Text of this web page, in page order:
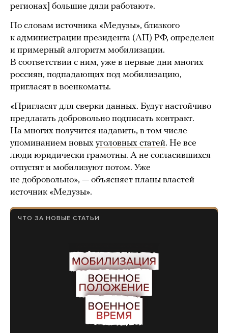
регионах] большие дяди работают».
По словам источника «Медузы», близкого
к администрации президента (АП) РФ, определен
и примерный алгоритм мобилизации.
В соответствии с ним, уже в первые дни многих
россиян, подпадающих под мобилизацию,
пригласят в военкоматы.
«Пригласят для сверки данных. Будут настойчиво
предлагать добровольно подписать контракт.
На многих получится надавить, в том числе
упоминанием новых уголовных статей. Не все
люди юридически грамотны. А не согласившихся
отпустят и мобилизуют потом. Уже
не добровольно», — объясняет планы властей
источник «Медузы».
ЧТО ЗА НОВЫЕ СТАТЬИ